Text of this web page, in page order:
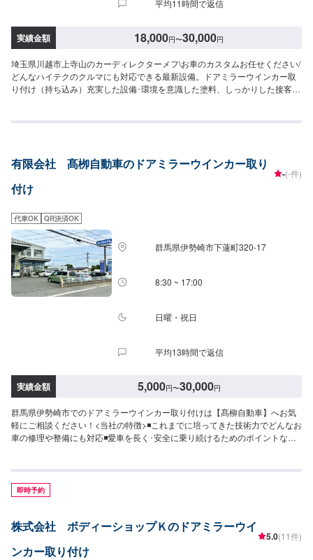
平均11時間で返信
実績金額 18,000円〜30,000円
埼玉県川越市上寺山のカーディレクターメフ\お車のカスタムお任せください/
どんなハイテクのクルマにも対応できる最新設備。ドアミラーウインカー取
り付け（持ち込み）充実した設備･環境を意識した塗料、しっかりした接客応
み・ご購入希望の旨をオファー備考欄にご記載ください。【代車について】
有限会社 髙栁自動車のドアミラーウインカー取り
付け
-(-件)
代車OK QR決済OK
群馬県伊勢崎市下蓮町320-17
8:30 ~ 17:00
日曜・祝日
平均13時間で返信
実績金額 5,000円〜30,000円
群馬県伊勢崎市でのドアミラーウインカー取り付けは【髙柳自動車】へお気
軽にご相談ください！<当社の特徴>◾これまでに培ってきた技術力でどんなお
車の修理や整備にも対応◾愛車を長く･安全に乗り続けるためのポイントなど
ませたい…★お時間があまり取れない…などのご相談もお気軽にどうぞ！
【1】オファーにてお問い合わせ【2】お見積り【3】お見積りにご納得いた
だければ作業開始【4】仕上がり次第納車-----納期について-----納期は通常1日
めご了承ください。-----代車について-----代車をご用意しています。お車の作
業中は代車をご利用ください。※代車の燃料代はお客様にご負担いただいてお
ります。-----ご来店時の注意、受付方法-----入庫の際はお気をつけてお越しく
即時予約
株式会社 ボディーショップＫのドアミラーウイ
ンカー取り付け
5.0(11件)